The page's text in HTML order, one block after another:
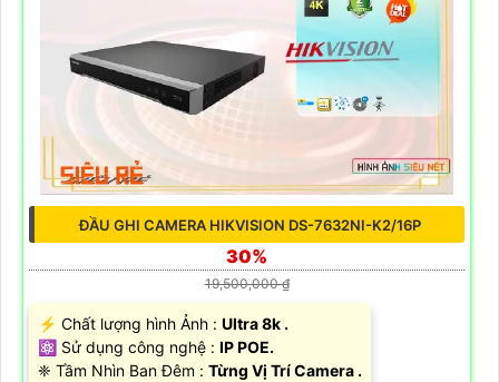
ĐẦU GHI CAMERA HIKVISION DS-7632NI-K2/16P
30%
19,500,000 ₫
️⚡ Chất lượng hình Ảnh : Ultra 8k .
⚛️ Sử dụng công nghệ : IP POE.
❈ Tầm Nhìn Ban Đêm : Từng Vị Trí Camera .